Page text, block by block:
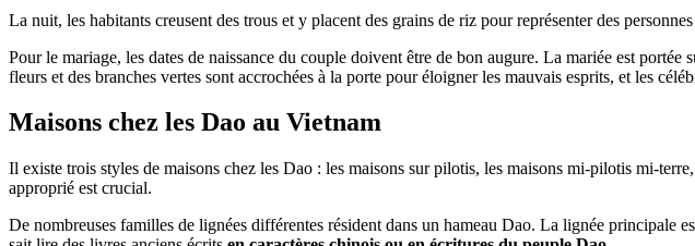
La nuit, les habitants creusent des trous et y placent des grains de riz pour représenter des
Pour le mariage, les dates de naissance du couple doivent être de bon augure. La mariée est
fleurs et des branches vertes sont accrochées à la porte pour éloigner les mauvais esprits, et les
Maisons chez les Dao au Vietnam
Il existe trois styles de maisons chez les Dao : les maisons sur pilotis, les maisons mi-pilotis mi-
approprié est crucial.
De nombreuses familles de lignées différentes résident dans un hameau Dao. La lignée principale